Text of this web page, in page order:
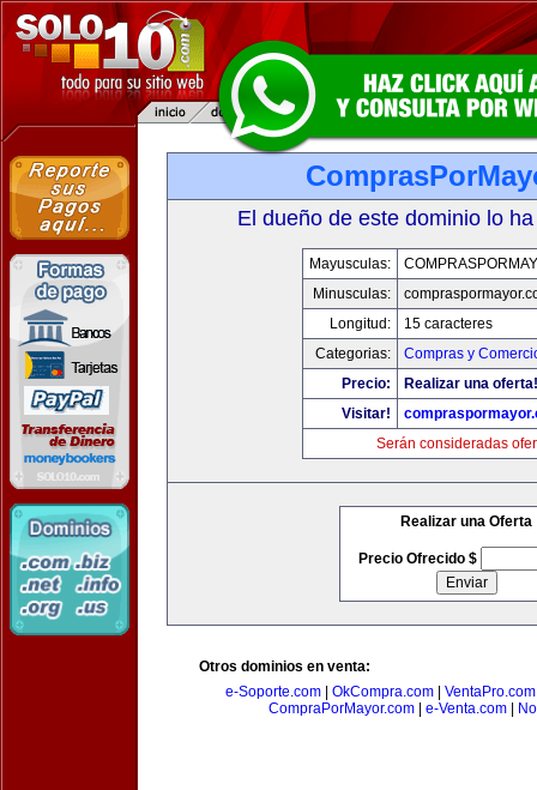
El dueño de este dominio lo
Mayusculas:
Minusculas:
Longitud:
15 caracteres
Categorias:
Compras y
Precio:
Realizar una oferta!
Visitar!
Serán consideradas
Realizar una Oferta
Precio Ofrecido $
Otros dominios en venta:
e-Soporte.com
OkCompra.com VentaPro.com
CompraPorMayor.com| e-Venta.com|